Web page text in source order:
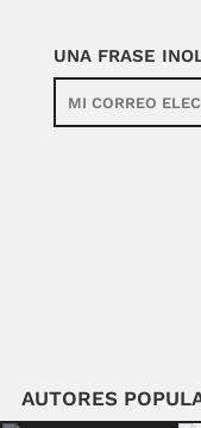
UNA FRASE
AUTORES